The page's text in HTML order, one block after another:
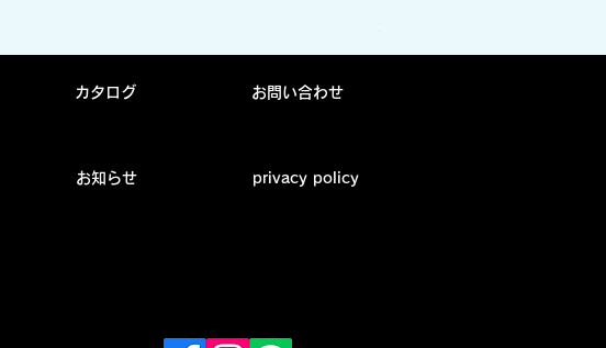
カタログ お問い合わせ
お知らせ privacy policy